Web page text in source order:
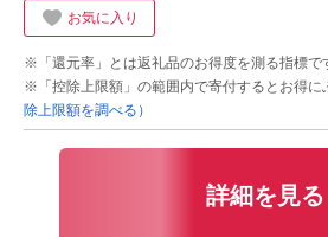
お気に入り
※「還元率」とは返礼品のお得度を測る指標で
※「控除上限額」の範囲内で寄付するとお得に
除上限額を調べる）
詳細を見る